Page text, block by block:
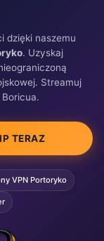
dzięki naszemu
. Uzyskaj
Streamuj
Boricua.
TERAZ
VPN Portoryko